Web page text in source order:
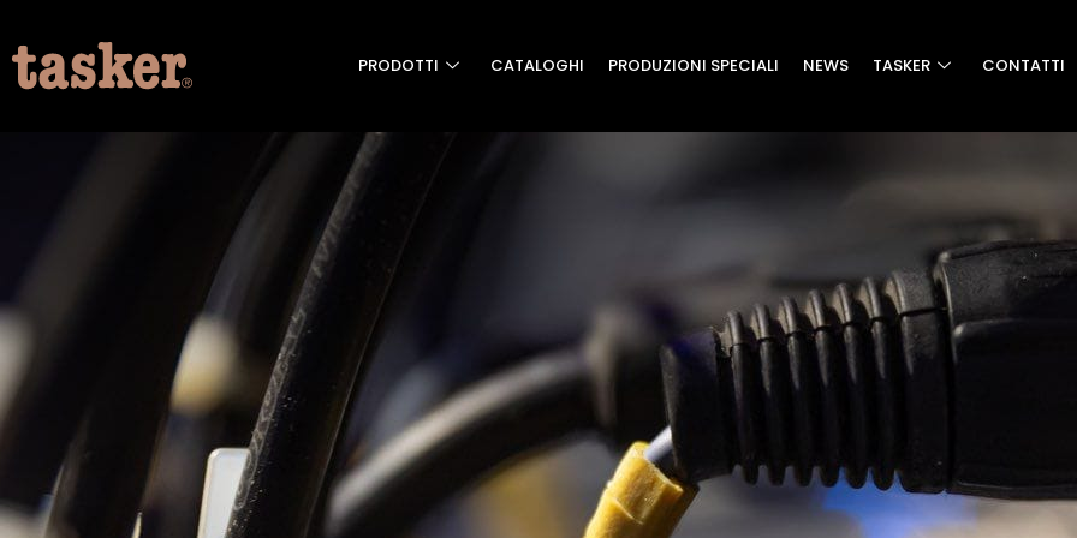
PRODOTTI CATALOGHI PRODUZIONI SPECIALI NEWS TASKER CONTATTI